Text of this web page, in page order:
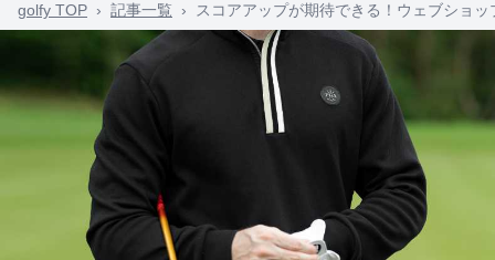
golfy TOP › 記事一覧 › スコアアップが期待できる！ウェブショ